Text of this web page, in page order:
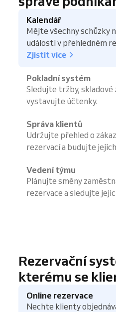
Kalendář
Mějte všechny schůzky
události v přehledném
Zjistit více
Pokladní systém
Sledujte tržby,
vystavujte účtenky.
Správa klientů
Udržujte přehled o
rezervací a budujte
Vedení týmu
Plánujte směny
rezervace a sledujte
Rezervační
kterému se
Online rezervace
Nechte klienty